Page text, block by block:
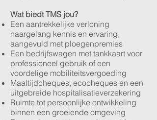
Wat biedt TMS jou?
Een aantrekkelijke verloning
naargelang kennis en ervaring,
aangevuld met ploegenpremies
Een bedrijfswagen met tankkaart voor
professioneel gebruik of een
voordelige mobiliteitsvergoeding
Maaltijdcheques, ecocheques en een
uitgebreide hospitalisatieverzekering
Ruimte tot persoonlijke ontwikkeling
binnen een groeiende omgeving